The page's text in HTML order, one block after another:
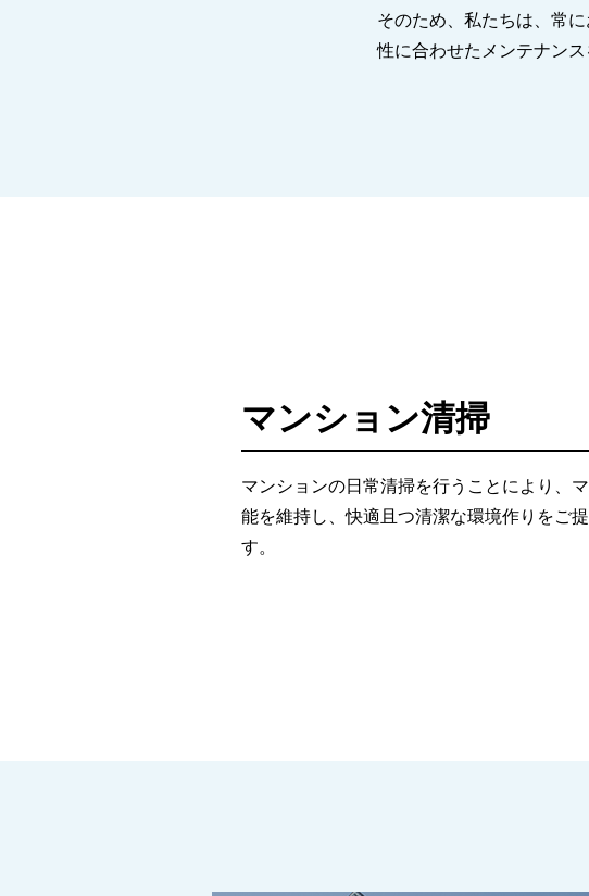
そのため、私たちは、常
性に合わせたメンテナンス
マンション清掃
マンションの日常清掃を行うことにより、
能を維持し、快適且つ清潔な環境作りをご
す。